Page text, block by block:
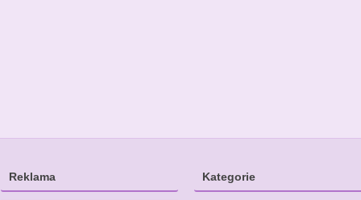
Reklama Kategorie